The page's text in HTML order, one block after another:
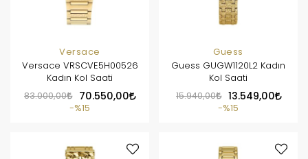
Versace
Versace VRSCVE5H00526
Kadın Kol Saati
83.000,00
70.550,00
%15
Guess
Guess GUGW1120L2 Kadın
Kol Saati
15.940,00
13.549,00
%15